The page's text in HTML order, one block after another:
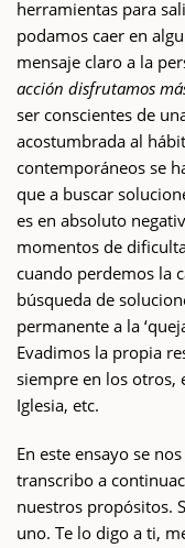
herramientas para
podamos caer en
mensaje claro a la
acción disfrutamos
ser conscientes de
acostumbrada al
contemporáneos se
que a buscar
es en absoluto
momentos de
cuando perdemos la
búsqueda de
permanente a la
Evadimos la propia
siempre en los otros,
Iglesia, etc.
En este ensayo se
transcribo a
nuestros propósitos.
uno. Te lo digo a ti,